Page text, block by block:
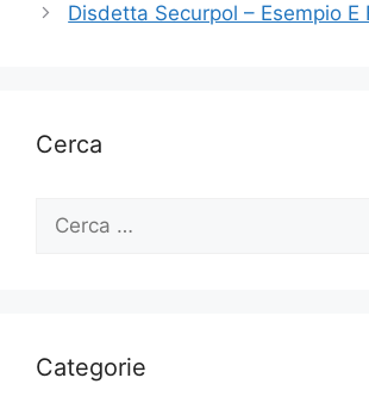
Disdetta Securpol – Esempio E
Cerca
Ricerca
Categorie